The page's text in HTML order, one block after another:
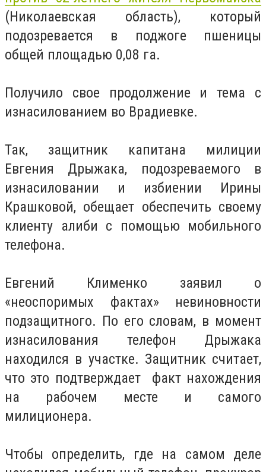
(Николаевская область), который
подозревается в поджоге пшеницы
общей площадью 0,08 га.
Получило свое продолжение и тема с
изнасилованием во Врадиевке.
Так, защитник капитана милиции
Евгения Дрыжака, подозреваемого в
изнасиловании и избиении Ирины
Крашковой, обещает обеспечить своему
клиенту алиби с помощью мобильного
телефона.
Евгений Клименко заявил о
«неоспоримых фактах» невиновности
подзащитного. По его словам, в момент
изнасилования телефон Дрыжака
находился в участке. Защитник считает,
что это подтверждает факт нахождения
на рабочем месте и самого
милиционера.
Чтобы определить, где на самом деле